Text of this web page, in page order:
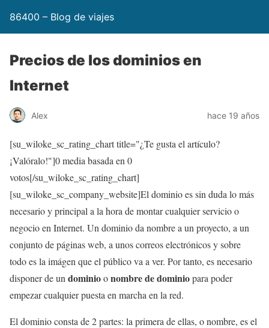
86400 – Blog de viajes
Precios de los dominios en
Internet
Alex hace 19 años
[su_wiloke_sc_rating_chart title="¿Te gusta el artículo?
¡Valóralo!"]0media basada en 0
votos[/su_wiloke_sc_rating_chart]
[su_wiloke_sc_company_website]El dominio es sin duda lo más
necesario y principal a la hora de montar cualquier servicio o
negocio en Internet. Un dominio da nombre a un proyecto, a un
conjunto de páginas web, a unos correos electrónicos y sobre
todo es la imágen que el público va a ver. Por tanto, es necesario
disponer de un dominioonombre de dominiopara poder
empezar cualquier puesta en marcha en la red.
El dominio consta de 2 partes: la primera de ellas, o nombre, es el